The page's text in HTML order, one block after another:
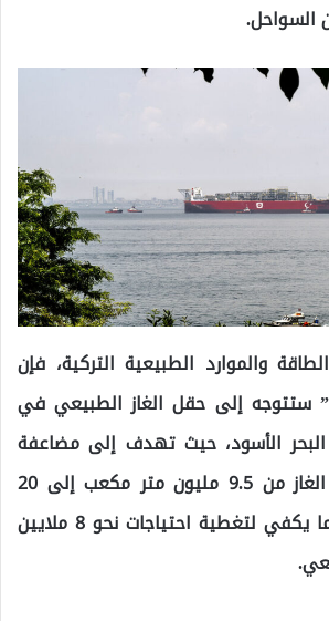
السواحل.
والموارد الطبيعية التركية، فإن
ستتوجه إلى حقل الغاز الطبيعي في
الأسود، حيث تهدف إلى مضاعفة
الإنتاج اليومي من الغاز من 9.5 مليون متر مكعب إلى 20
مليون متر مكعب، ما يكفي لتغطية احتياجات نحو 8 ملايين